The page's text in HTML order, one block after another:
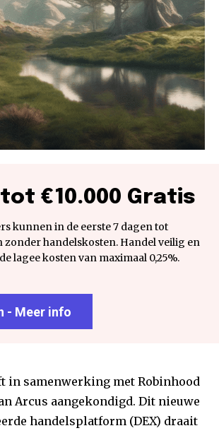
€10.000 Gratis
kunnen in de eerste 7 dagen tot
zonder handelskosten. Handel veilig en
lagee kosten van maximaal 0,25%.
- Meer info
in samenwerking met Robinhood
Arcus aangekondigd. Dit nieuwe
handelsplatform (DEX) draait